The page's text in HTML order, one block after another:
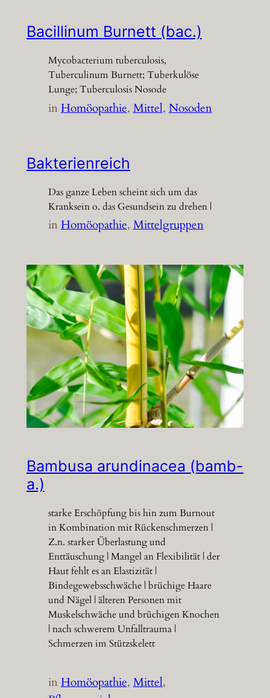
Bacillinum Burnett (bac.)
Mycobacterium tuberculosis,
Tuberculinum Burnett; Tuberkulöse
Lunge; Tuberculosis Nosode
inHomöopathie, Mittel, Nosoden
Bakterienreich
Das ganze Leben scheint sich um das
Kranksein o. das Gesundsein zu drehen |
inHomöopathie, Mittelgruppen
Bambusa arundinacea (bamb-
a.)
starke Erschöpfung bis hin zum Burnout
in Kombination mit Rückenschmerzen |
Z.n. starker Überlastung und
Enttäuschung | Mangel an Flexibilität | der
Haut fehlt es an Elastizität |
Bindegewebsschwäche | brüchige Haare
und Nägel | älteren Personen mit
Muskelschwäche und brüchigen Knochen
| nach schwerem Unfalltrauma |
Schmerzen im Stützskelett
inHomöopathie, Mittel